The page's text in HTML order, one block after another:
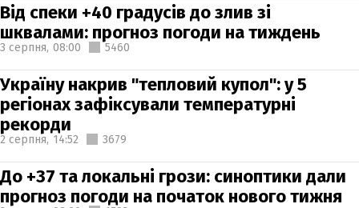
Від спеки +40 градусів до злив зі
шквалами: прогноз погоди на тиждень
3 серпня, 08:00 5460
Україну накрив "тепловий купол": у 5
регіонах зафіксували температурні
рекорди
2 серпня, 14:52 3679
До +37 та локальні грози: синоптики дали
прогноз погоди на початок нового тижня